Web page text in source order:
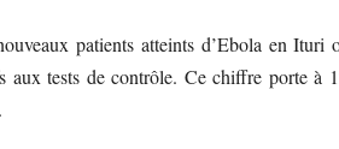
patients atteints d’Ebola en
aux tests de contrôle. Ce chiffre porte à